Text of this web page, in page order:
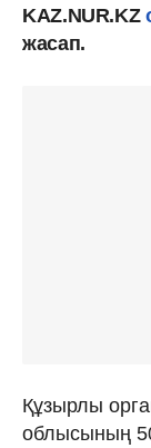
KAZ.NUR.KZ
жасап.
Құзырлы
облысының